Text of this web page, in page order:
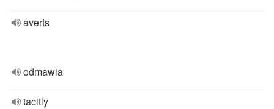
averts
odmawia
tacitly